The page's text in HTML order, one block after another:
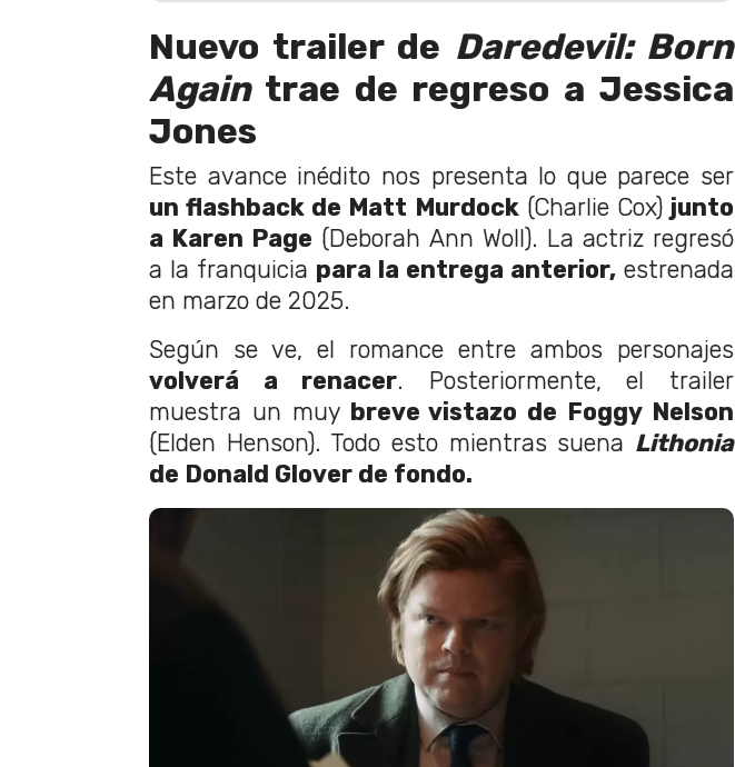
Nuevo trailer de Daredevil: Born
Againtrae de regreso a Jessica
Jones
Este avance inédito nos presenta lo que parece ser
un flashback de Matt Murdock(Charlie Cox) junto
a Karen Page (Deborah Ann Woll). La actriz regresó
a la franquicia para la entrega anterior, estrenada
en marzo de 2025.
Según se ve, el romance entre ambos personajes
volverá a renacer. Posteriormente, el trailer
muestra un muybreve vistazo de Foggy Nelson
(Elden Henson). Todo esto mientras suena Lithonia
de Donald Glover de fondo.